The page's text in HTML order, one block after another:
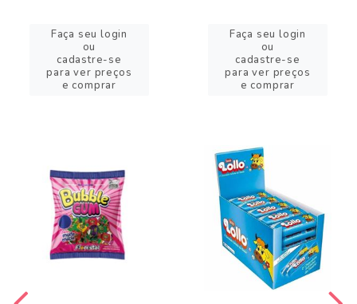
Faça seu login
ou
cadastre-se
para ver preços
e comprar
Faça seu login
ou
cadastre-se
para ver preços
e comprar